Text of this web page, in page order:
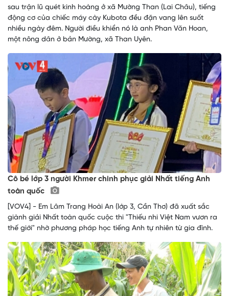
sau trận lũ quét kinh hoàng ở xã Mường Than (Lai Châu), tiếng
động cơ của chiếc máy cày Kubota đều đặn vang lên suốt
nhiều ngày đêm. Người điều khiển nó là anh Phan Văn Hoan,
một nông dân ở bản Mường, xã Than Uyên.
Cô bé lớp 3 người Khmer chinh phục giải Nhất tiếng Anh
toàn quốc
[VOV4] - Em Lâm Trang Hoài An (lớp 3, Cần Thơ) đã xuất sắc
giành giải Nhất toàn quốc cuộc thi "Thiếu nhi Việt Nam vươn ra
thế giới" nhờ phương pháp học tiếng Anh tự nhiên từ gia đình.